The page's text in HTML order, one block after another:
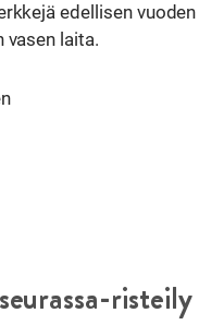
edellisen vuoden
laita.
risteily